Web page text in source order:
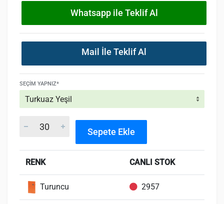
Whatsapp ile Teklif Al
Mail İle Teklif Al
SEÇIM YAPNIZ*
Sepete Ekle
RENK CANLI STOK
Turuncu 2957